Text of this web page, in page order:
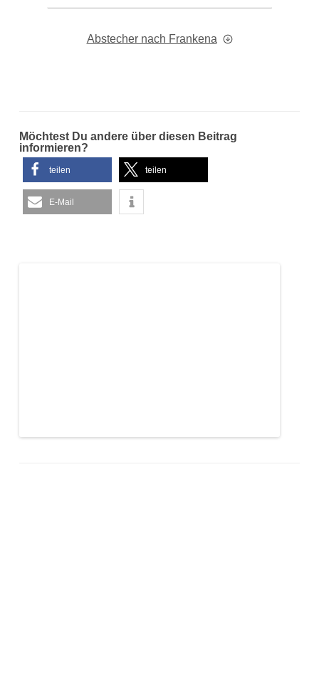
Abstecher nach Frankena
Möchtest Du andere über diesen Beitrag
informieren?
teilen teilen
E-Mail